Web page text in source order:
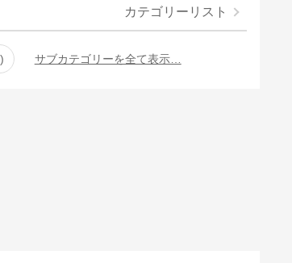
カテゴリーリスト
サブカテゴリーを全て表示…